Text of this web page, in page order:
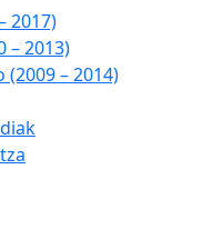
2017)
– 2013)
(2009 – 2014)